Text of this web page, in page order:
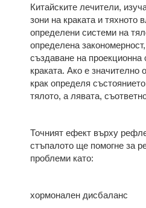
Китайските лечители,
зони на краката и тяхното
определени системи на
определена
създаване на проекционна
краката. Ако е значително
крак определя
тялото, а лявата,
Точният ефект върху
стъпалото ще помогне за
проблеми като:
хормонален дисбаланс